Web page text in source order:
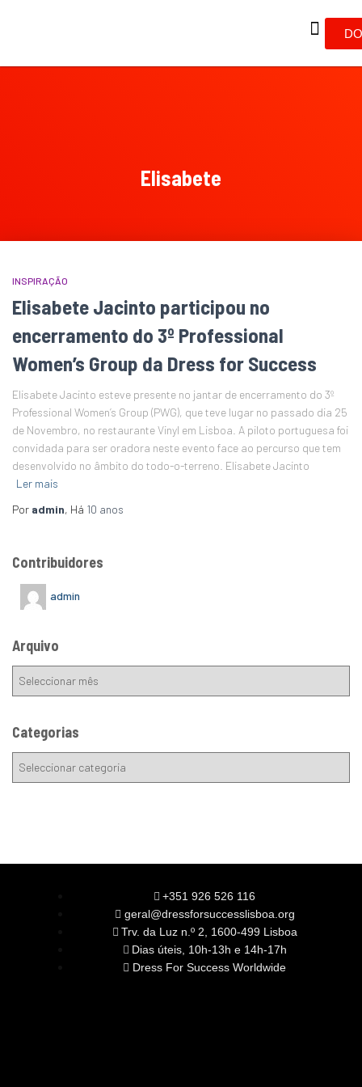
Elisabete
INSPIRAÇÃO
Elisabete Jacinto participou no
encerramento do 3º Professional
Women’s Group da Dress for Success
Elisabete Jacinto esteve presente no jantar de encerramento do 3º
Professional Women’s Group (PWG), que teve lugar no passado dia 25
de Novembro, no restaurante Vinyl em Lisboa. A piloto portuguesa foi
convidada para ser oradora neste evento face ao percurso que tem
desenvolvido no âmbito do todo-o-terreno. Elisabete Jacinto
Ler mais
Por admin, Há 10 anos
Contribuidores
admin
Arquivo
Categorias
+351 926 526 116
geral@dressforsuccesslisboa.org
Trv. da Luz n.º 2, 1600-499 Lisboa
Dias úteis, 10h-13h e 14h-17h
Dress For Success Worldwide